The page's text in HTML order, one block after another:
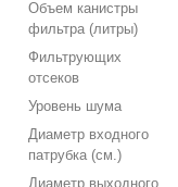
Объем канистры
фильтра (литры)
Фильтрующих
отсеков
Уровень шума
Диаметр входного
патрубка (см.)
Диаметр выходного